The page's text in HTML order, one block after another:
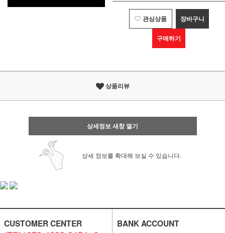
관심상품 장바구니
구매하기
상품리뷰
상세정보 새창 열기
상세 정보를 확대해 보실 수 있습니다.
CUSTOMER CENTER BANK ACCOUNT